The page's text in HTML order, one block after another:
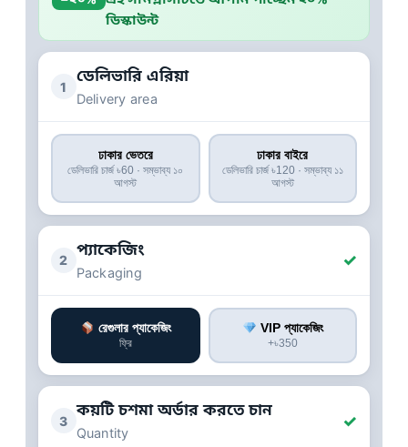
ডিস্কাউন্ট
1
ডেলিভারি এরিয়া
Delivery area
ঢাকার ভেতরে
ডেলিভারি চার্জ ৳60 · সম্ভাব্য ১০
আগস্ট
ঢাকার বাইরে
ডেলিভারি চার্জ ৳120 · সম্ভাব্য ১১
আগস্ট
2
প্যাকেজিং
Packaging
✓
রেগুলার প্যাকেজিং
ফ্রি
VIP প্যাকেজিং
+৳350
3
কয়টি চশমা অর্ডার করতে চান
Quantity
✓